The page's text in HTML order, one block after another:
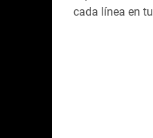
cada línea en